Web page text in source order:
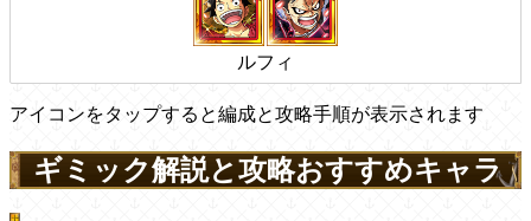
ルフィ
アイコンをタップすると編成と攻略手順が表示されます
ギミック解説と攻略おすすめキャラ